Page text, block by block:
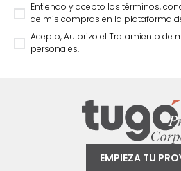
Entiendo y acepto los términos,
de mis compras en la plataforma
Acepto, Autorizo el Tratamiento de
personales.
EMPIEZA TU